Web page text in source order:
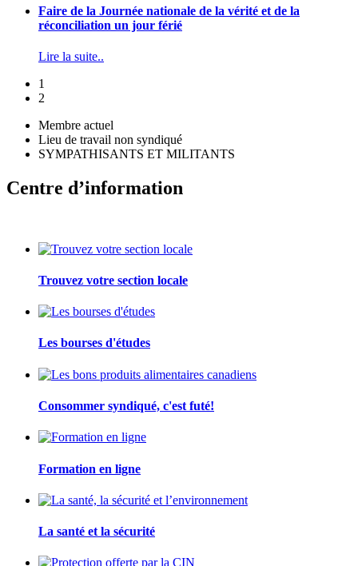
Faire de la Journée nationale de la vérité et de la
réconciliation un jour férié
Lire la suite..
1
2
Membre actuel
Lieu de travail non syndiqué
SYMPATHISANTS ET MILITANTS
Centre d’information
Trouvez votre section locale
Les bourses d'études
Consommer syndiqué, c'est futé!
Formation en ligne
La santé et la sécurité